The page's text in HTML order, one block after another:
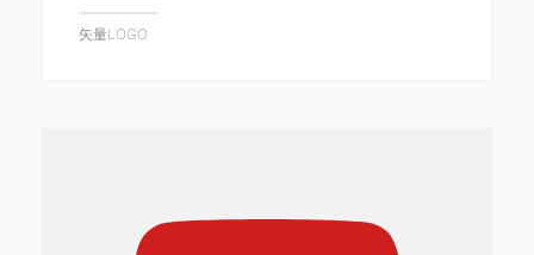
矢量LOGO